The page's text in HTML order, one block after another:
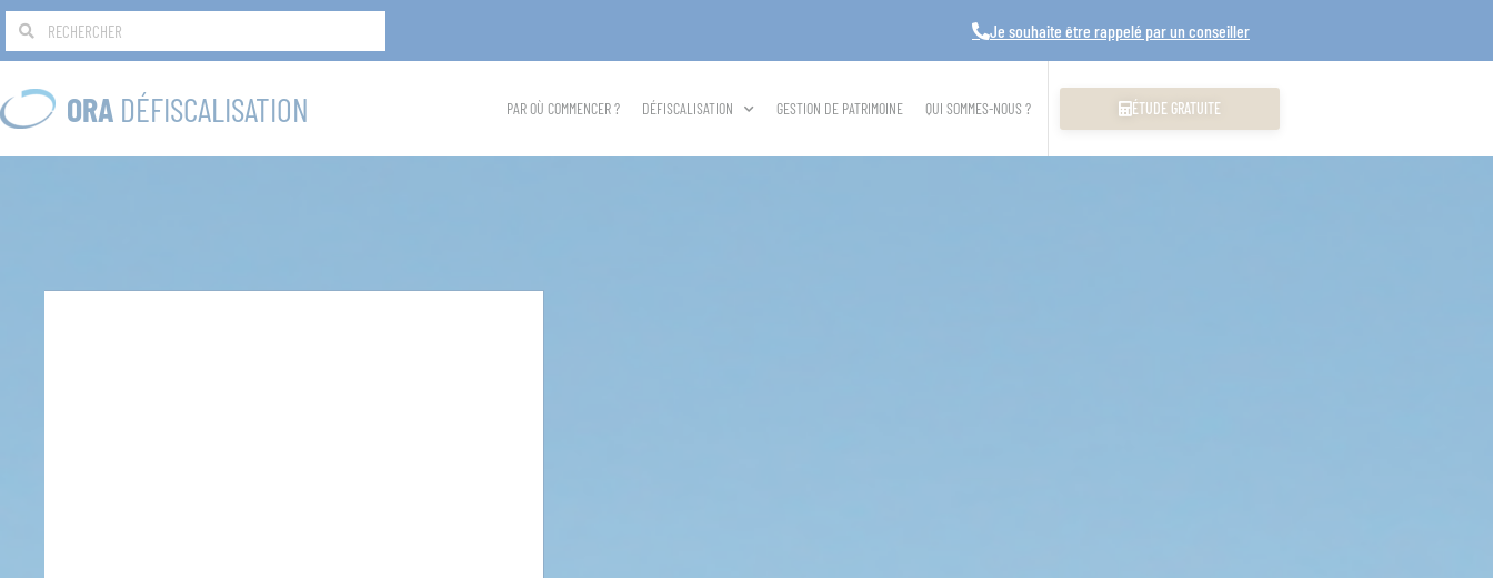
Je souhaite être rappelé par un conseiller
ORA DÉFISCALISATION PAR OÙ COMMENCER ? DÉFISCALISATION GESTION DE PATRIMOINE QUI SOMMES-NOUS ? ÉTUDE GRATUITE